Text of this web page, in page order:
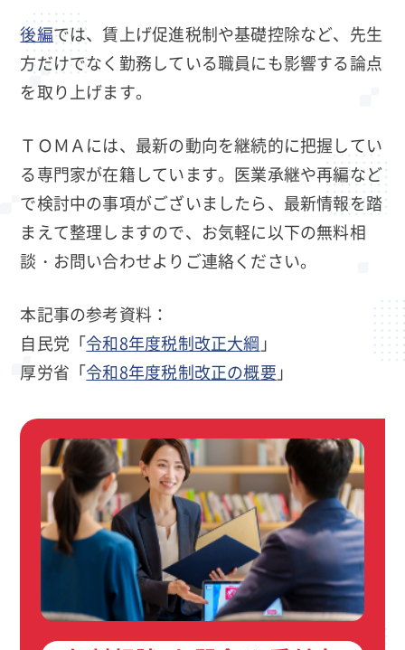
後編では、賃上げ促進税制や基礎控除など、先生
方だけでなく勤務している職員にも影響する論点
を取り上げます。
ＴＯＭＡには、最新の動向を継続的に把握してい
る専門家が在籍しています。医業承継や再編など
で検討中の事項がございましたら、最新情報を踏
まえて整理しますので、お気軽に以下の無料相
談・お問い合わせよりご連絡ください。
本記事の参考資料：
自民党「令和8年度税制改正大綱 」
厚労省「令和8年度税制改正の概要 」